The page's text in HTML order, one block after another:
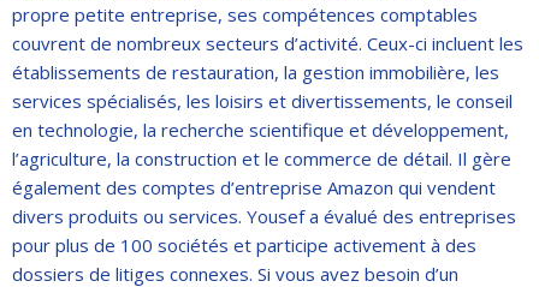
propre petite entreprise, ses compétences comptables
couvrent de nombreux secteurs d’activité. Ceux-ci incluent les
établissements de restauration, la gestion immobilière, les
services spécialisés, les loisirs et divertissements, le conseil
en technologie, la recherche scientifique et développement,
l’agriculture, la construction et le commerce de détail. Il gère
également des comptes d’entreprise Amazon qui vendent
divers produits ou services. Yousef a évalué des entreprises
pour plus de 100 sociétés et participe activement à des
dossiers de litiges connexes. Si vous avez besoin d’un